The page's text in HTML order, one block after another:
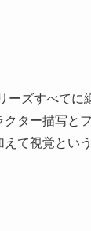
ーズすべて
ター描写と
て視覚とい